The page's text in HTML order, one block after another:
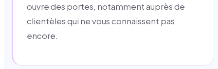
ouvre des portes, notamment auprès de
clientèles qui ne vous connaissent pas
encore.